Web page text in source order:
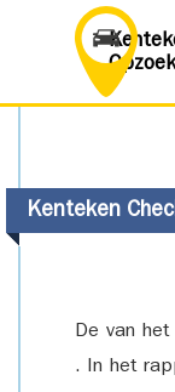
Kenteken
De van
. In het